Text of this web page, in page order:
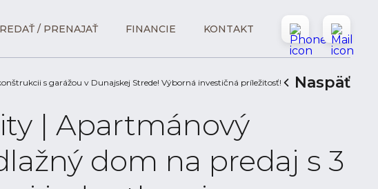
/ PRENAJAŤ FINANCIE KONTAKT
s garážou v Dunajskej Strede! Výborná investičná príležitosť! Naspäť
| Apartmánový
dom na predaj s 3